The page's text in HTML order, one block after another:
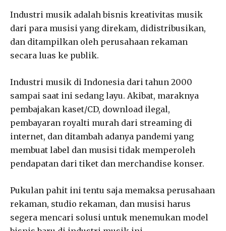
Industri musik adalah bisnis kreativitas musik
dari para musisi yang direkam, didistribusikan,
dan ditampilkan oleh perusahaan rekaman
secara luas ke publik.
Industri musik di Indonesia dari tahun 2000
sampai saat ini sedang layu. Akibat, maraknya
pembajakan kaset/CD, download ilegal,
pembayaran royalti murah dari streaming di
internet, dan ditambah adanya pandemi yang
membuat label dan musisi tidak memperoleh
pendapatan dari tiket dan merchandise konser.
Pukulan pahit ini tentu saja memaksa perusahaan
rekaman, studio rekaman, dan musisi harus
segera mencari solusi untuk menemukan model